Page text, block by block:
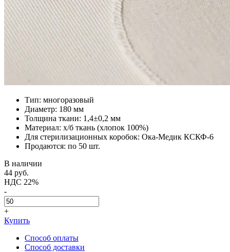
Тип: многоразовый
Диаметр: 180 мм
Толщина ткани: 1,4±0,2 мм
Материал: х/б ткань (хлопок 100%)
Для стерилизационных коробок: Ока-Медик КСКФ-6
Продаются: по 50 шт.
В наличии
44 руб.
НДС 22%
-
+
Купить
Способ оплаты
Способ доставки